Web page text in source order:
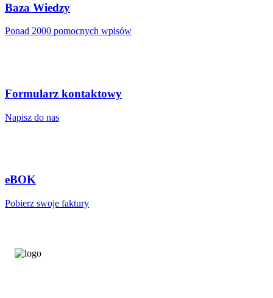
Baza Wiedzy
Ponad 2000 pomocnych wpisów
Formularz kontaktowy
Napisz do nas
eBOK
Pobierz swoje faktury